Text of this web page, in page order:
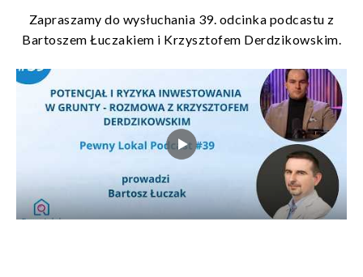
Zapraszamy do wysłuchania 39. odcinka podcastu z
Bartoszem Łuczakiem i Krzysztofem Derdzikowskim.